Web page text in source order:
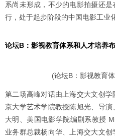
系尚未形成，不少的电影拍摄还
行，处于起步阶段的中国电影工业
论坛B：影视教育体系和人才培养
(论坛‍B：影视教育
第二场高峰对话由上海交大文创
京大学艺术学院教授陈旭光、导
大明、美国电影学院编剧系教授
业务群总裁杨向华、上海交大文